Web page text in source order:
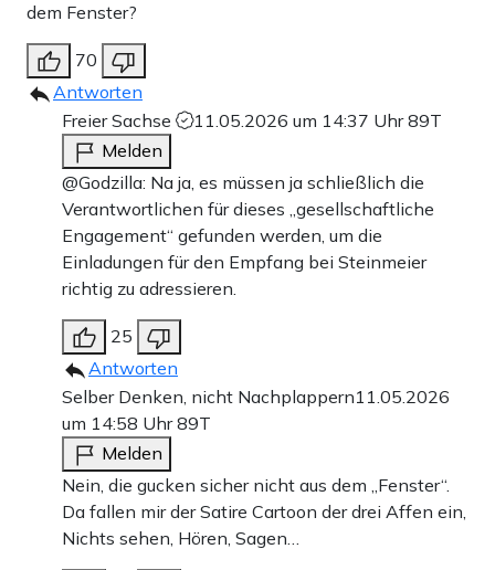
dem Fenster?
70
Antworten
Freier Sachse
11.05.2026 um 14:37 Uhr89T
Melden
@Godzilla: Na ja, es müssen ja schließlich die
Verantwortlichen für dieses „gesellschaftliche
Engagement“ gefunden werden, um die
Einladungen für den Empfang bei Steinmeier
richtig zu adressieren.
25
Antworten
Selber Denken, nicht Nachplappern11.05.2026
um 14:58 Uhr89T
Melden
Nein, die gucken sicher nicht aus dem „Fenster“.
Da fallen mir der Satire Cartoon der drei Affen ein,
Nichts sehen, Hören, Sagen…